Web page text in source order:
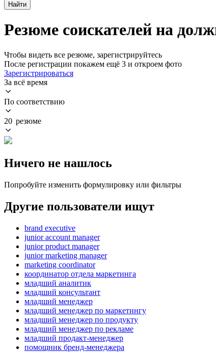
Найти
Резюме соискателей на
Чтобы видеть все резюме, зарегистрируйтесь
После регистрации покажем ещё 3 и откроем фото
Зарегистрироваться
За всё время
По соответствию
20 резюме
Ничего не нашлось
Попробуйте изменить формулировку или фильтры
Другие пользователи ищут
brand executive
junior account manager
junior product manager
junior marketing manager
marketing coordinator
координатор отдела маркетинга
младший аналитик
младший консультант
младший менеджер
младший менеджер по маркетингу
младший менеджер по продукту
младший менеджер по рекламе
младший продакт-менеджер
помощник бренд-менеджера